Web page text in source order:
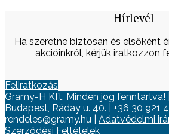
Hírlevél
Ha szeretne biztosan és elsőként
akcióinkról, kérjük iratkozzon
Feliratkozás
Gramy-H Kft. Minden jog fenntartva!
Budapest, Ráday u. 40. | +36 30 921
rendeles@gramy.hu | Adatvédelmi
Szerződési Feltételek